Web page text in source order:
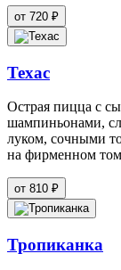
от 720 ₽
Техас
Острая пицца с
шампиньонами,
луком, сочными
на фирменном
от 810 ₽
Тропиканка